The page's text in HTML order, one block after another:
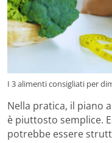
I 3 alimenti consigliati per
Nella pratica, il piano
è piuttosto semplice.
potrebbe essere